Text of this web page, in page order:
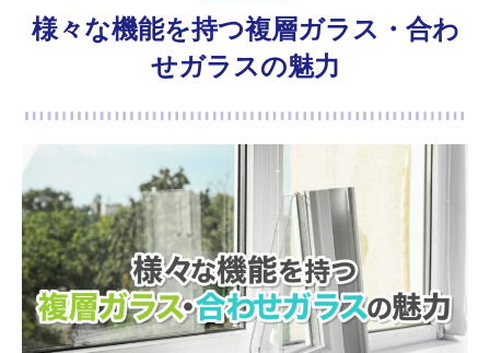
様々な機能を持つ複層ガラス・合わ
せガラスの魅力